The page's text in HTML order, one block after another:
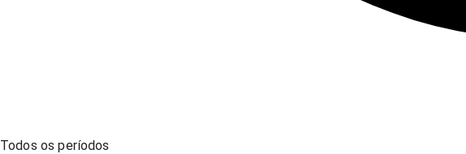
Todos os períodos